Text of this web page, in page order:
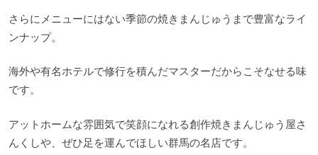
さらにメニューにはない季節の焼きまんじゅうまで豊富なライ
ンナップ。
海外や有名ホテルで修行を積んだマスターだからこそなせる味
です。
アットホームな雰囲気で笑顔になれる創作焼きまんじゅう屋さ
んくしや、ぜひ足を運んでほしい群馬の名店です。